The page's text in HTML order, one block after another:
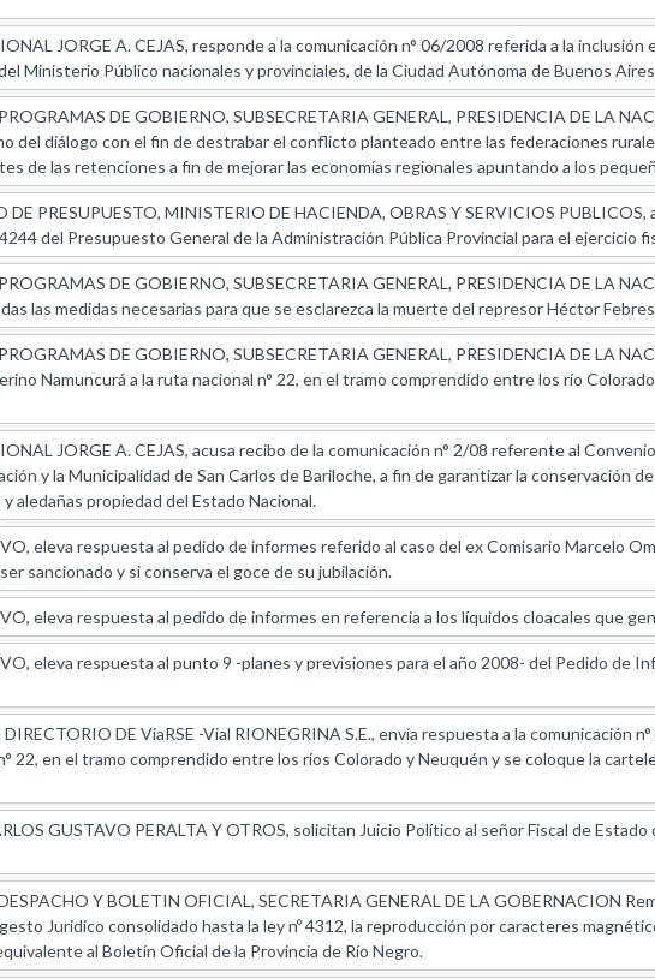
JORGE A. CEJAS, responde a la comunicación n° 06/2008 referida a la inclusión
Ministerio Público nacionales y provinciales, de la Ciudad Autónoma de Buenos
DE GOBIERNO, SUBSECRETARIA GENERAL, PRESIDENCIA DE LA
del diálogo con el fin de destrabar el conflicto planteado entre las federaciones
de las retenciones a fin de mejorar las economías regionales apuntando a los
DE PRESUPUESTO, MINISTERIO DE HACIENDA, OBRAS Y SERVICIOS
del Presupuesto General de la Administración Pública Provincial para el ejercicio
DE GOBIERNO, SUBSECRETARIA GENERAL, PRESIDENCIA DE LA
las medidas necesarias para que se esclarezca la muerte del represor Héctor
DE GOBIERNO, SUBSECRETARIA GENERAL, PRESIDENCIA DE LA
Namuncurá a la ruta nacional n° 22, en el tramo comprendido entre los río
JORGE A. CEJAS, acusa recibo de la comunicación n° 2/08 referente al
y la Municipalidad de San Carlos de Bariloche, a fin de garantizar la conservación
aledañas propiedad del Estado Nacional.
eleva respuesta al pedido de informes referido al caso del ex Comisario Marcelo
sancionado y si conserva el goce de su jubilación.
eleva respuesta al pedido de informes en referencia a los líquidos cloacales que
eleva respuesta al punto 9 -planes y previsiones para el año 2008- del Pedido de
DIRECTORIO DE ViaRSE -Vial RIONEGRINA S.E., envía respuesta a la comunicación
22, en el tramo comprendido entre los ríos Colorado y Neuquén y se coloque la
GUSTAVO PERALTA Y OTROS, solicitan Juicio Político al señor Fiscal de
Y BOLETIN OFICIAL, SECRETARIA GENERAL DE LA GOBERNACION
Juridico consolidado hasta la ley nº 4312, la reproducción por caracteres
al Boletín Oficial de la Provincia de Río Negro.